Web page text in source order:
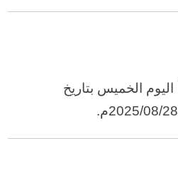
اليوم الخميس بتاريخ